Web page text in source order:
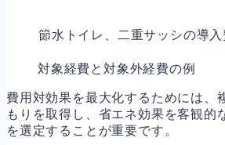
節水トイレ、二重サッシの導入
対象経費と対象外経費の例
費用対効果を最大化するためには、
もりを取得し、省エネ効果を客観的
を選定することが重要です。